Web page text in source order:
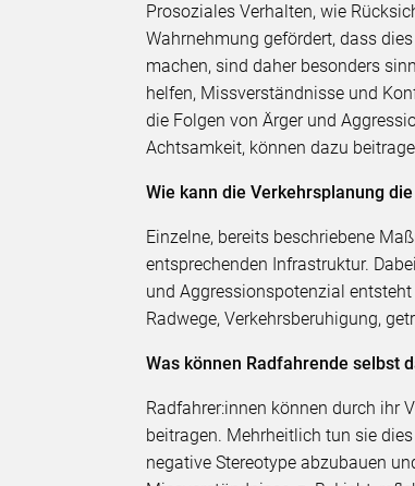
Prosoziales Verhalten, wie
Wahrnehmung gefördert, dass
machen, sind daher besonders
helfen, Missverständnisse und
die Folgen von Ärger und
Achtsamkeit, können dazu
Wie kann die Verkehrsplanung
Einzelne, bereits beschriebene
entsprechenden Infrastruktur.
und Aggressionspotenzial
Radwege, Verkehrsberuhigung,
Was können Radfahrende selbst
Radfahrer:innen können durch ihr
beitragen. Mehrheitlich tun sie
negative Stereotype abzubauen